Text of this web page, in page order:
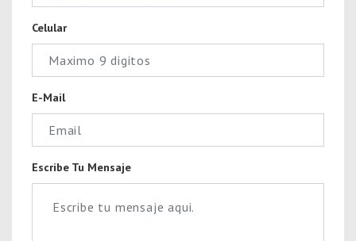
Celular
E-Mail
Escribe Tu Mensaje